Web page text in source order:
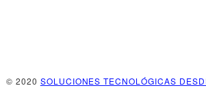
© 2020 SOLUCIONES TECNOLÓGICAS